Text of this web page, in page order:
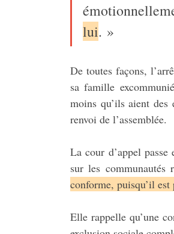
lui. »
De toutes façons,
sa famille
moins qu’ils aient des
renvoi de l’assemblée.
La cour d’appel
sur les
conforme, puisqu’il
Elle rappelle qu’une